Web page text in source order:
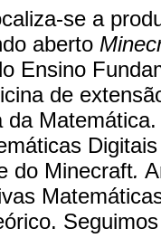
se a
aberto
Ensino
de
da
do Minecraft.